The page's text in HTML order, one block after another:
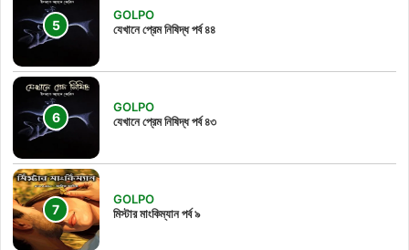
GOLPO
যেখানে প্রেম নিষিদ্ধ পর্ব ৪৪
GOLPO
যেখানে প্রেম নিষিদ্ধ পর্ব ৪৩
GOLPO
মিস্টার মাংকিম্যান পর্ব ৯